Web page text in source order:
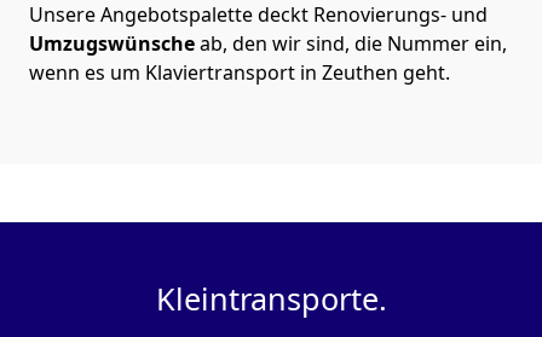
Unsere Angebotspalette deckt Renovierungs- und
Umzugswünscheab, den wir sind, die Nummer ein,
wenn es um Klaviertransport in Zeuthen geht.
Kleintransporte.